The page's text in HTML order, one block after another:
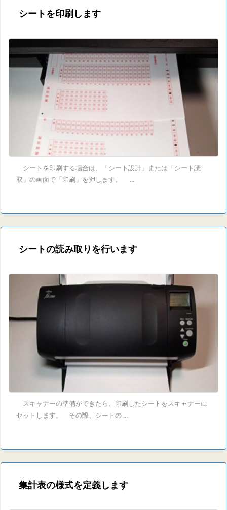
シートを印刷します
シートを印刷する場合は、「シート設計」または「シート読
取」の画面で「印刷」を押します。 ...
シートの読み取りを行います
スキャナーの準備ができたら、印刷したシートをスキャナーに
セットします。 その際、シートの ...
集計表の様式を定義します